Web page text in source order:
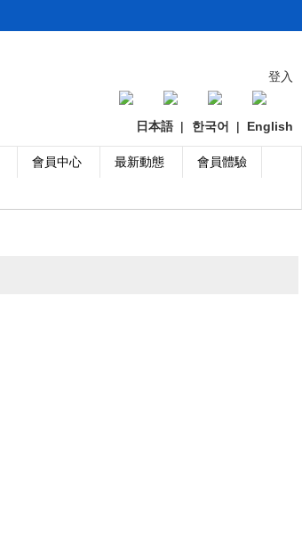
登入
日本語 | 한국어 | English
會員中心 最新動態 會員體驗